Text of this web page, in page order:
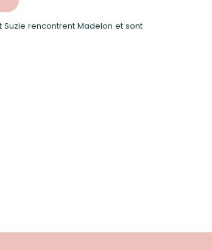
rencontrent Madelon et sont